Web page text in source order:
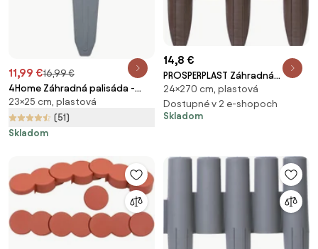
11,99 €16,99 €
4Home Záhradná palisáda -
obrubník Stone, 2,5 m
23×25 cm, plastová
(51)
Skladom
14,8 €
PROSPERPLAST Záhradná
palisáda, tmavohnedá, 270 cm
24×270 cm, plastová
Dostupné v 2 e-shopoch
Skladom